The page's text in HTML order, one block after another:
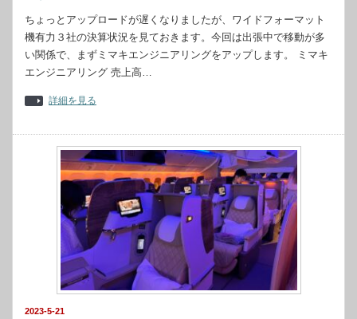
ちょっとアップロードが遅くなりましたが、ワイドフォーマット
機有力３社の決算状況を見ておきます。今回は出張中で移動が多
い関係で、まずミマキエンジニアリングをアップします。 ミマキ
エンジニアリング 売上高…
詳細を見る
2023-5-21